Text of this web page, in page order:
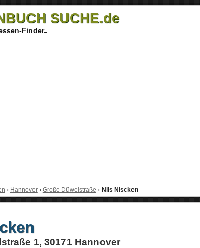
SUCHE.de
Finder
› Hannover› Große Düwelstraße › Nils Niscken
1, 30171 Hannover